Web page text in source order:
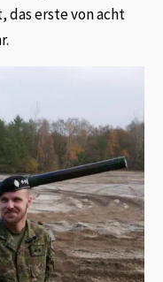
das erste von acht